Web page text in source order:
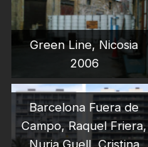
Green Line, Nicosia
2006
Barcelona Fuera de
Campo, Raquel Friera,
Nuria Guell, Cristina